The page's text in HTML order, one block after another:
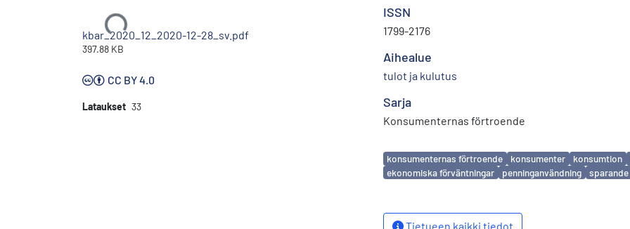
Ladataan...
kbar_2020_12_2020-12-28_sv.pdf
397.88 KB
CC BY 4.0
Lataukset 33
ISSN
1799-2176
Aihealue
tulot ja kulutus
Sarja
Konsumenternas förtroende
Avainsanat
konsumenternas förtroende konsumenter konsumtion
ekonomiska förväntningar
penninganvändning sparande
Tietueen kaikki tiedot